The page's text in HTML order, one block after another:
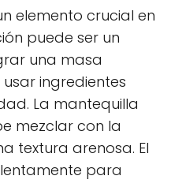
elemento crucial en
puede ser un
una masa
ingredientes
La mantequilla
mezclar con la
textura arenosa. El
para